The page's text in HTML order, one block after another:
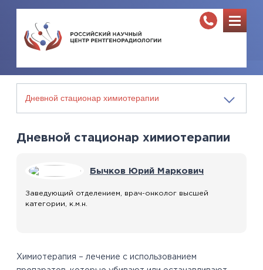
Дневной стационар химиотерапии
Бычков Юрий Маркович
Заведующий отделением, врач-онколог высшей
категории, к.м.н.
Химиотерапия – лечение с использованием